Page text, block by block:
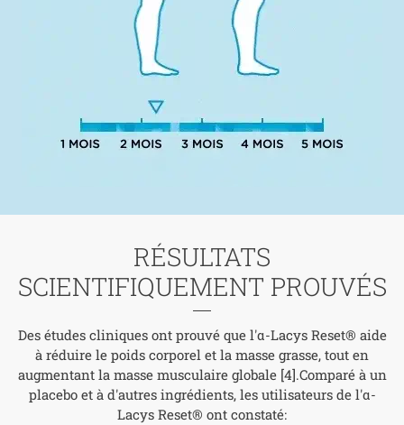
RÉSULTATS
SCIENTIFIQUEMENT PROUVÉS
Des études cliniques ont prouvé que l'α-Lacys Reset® aide
à réduire le poids corporel et la masse grasse, tout en
augmentant la masse musculaire globale [4].Comparé à un
placebo et à d'autres ingrédients, les utilisateurs de l'α-
Lacys Reset® ont constaté: